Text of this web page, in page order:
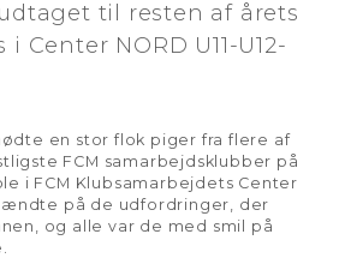
til resten af årets
Center NORD U11-U12-
en stor flok piger fra flere af
FCM samarbejdsklubber på
i FCM Klubsamarbejdets Center
på de udfordringer, der
og alle var de med smil på